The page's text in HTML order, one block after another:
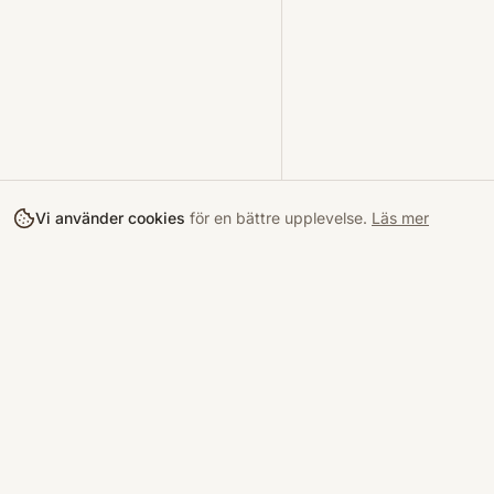
Vi använder cookies för en bättre upplevelse. Läs mer